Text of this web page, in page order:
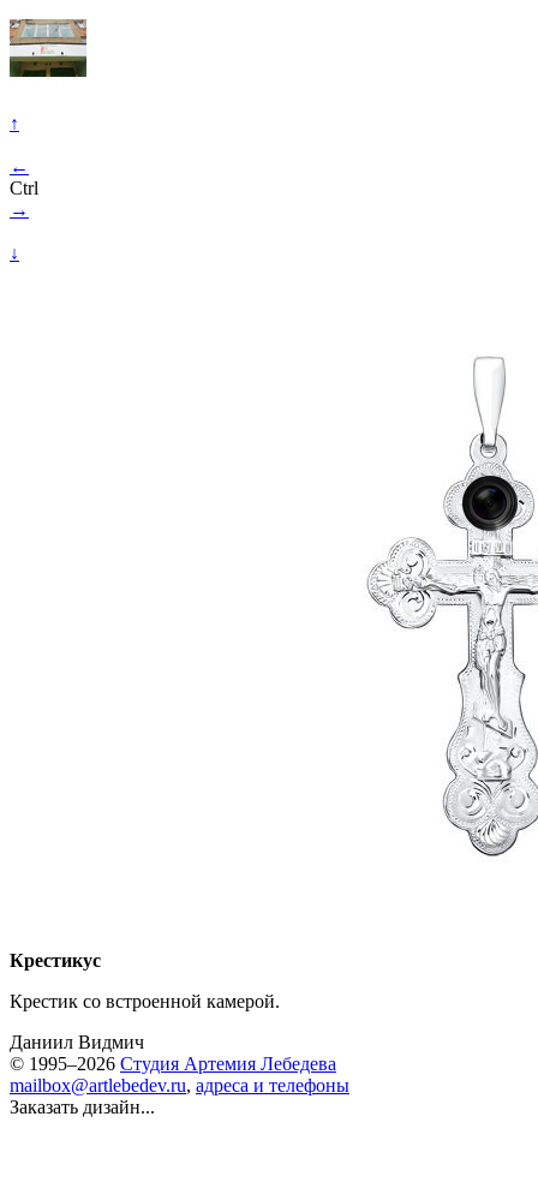
↑
←
Ctrl
→
↓
Крестикус
Крестик со встроенной камерой.
Даниил Видмич
© 1995–2026 Студия Артемия Лебедева
mailbox@artlebedev.ru, адреса и телефоны
Заказать дизайн...